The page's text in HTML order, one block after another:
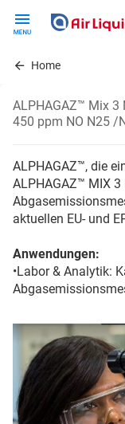
contentHome
ALPHAGAZ™ Mix
450 ppm NO N25 /
ALPHAGAZ™, die
ALPHAGAZ™ MIX
aktuellen EU- und
Anwendungen:
•Labor & Analytik: